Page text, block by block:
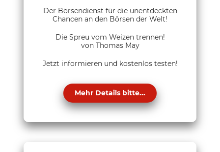
Der Börsendienst für die unentdeckten
Chancen an den Börsen der Welt!
Die Spreu vom Weizen trennen!
von Thomas May
Jetzt informieren und kostenlos testen!
Mehr Details bitte...